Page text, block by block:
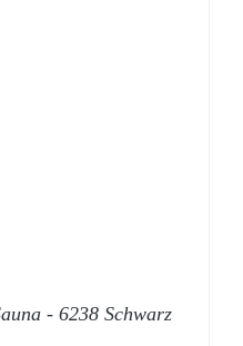
- 6238 Schwarz